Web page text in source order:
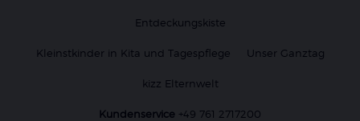
Entdeckungskiste
Kleinstkinder in Kita und Tagespflege Unser Ganztag
kizz Elternwelt
Kundenservice +49 761 2717200